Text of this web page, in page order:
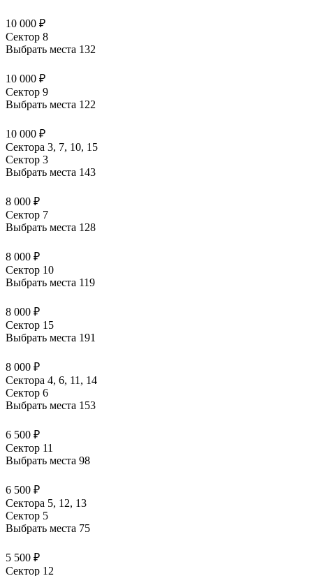
10 000 ₽
Сектор 8
Выбрать места 132
10 000 ₽
Сектор 9
Выбрать места 122
10 000 ₽
Сектора 3, 7, 10, 15
Сектор 3
Выбрать места 143
8 000 ₽
Сектор 7
Выбрать места 128
8 000 ₽
Сектор 10
Выбрать места 119
8 000 ₽
Сектор 15
Выбрать места 191
8 000 ₽
Сектора 4, 6, 11, 14
Сектор 6
Выбрать места 153
6 500 ₽
Сектор 11
Выбрать места 98
6 500 ₽
Сектора 5, 12, 13
Сектор 5
Выбрать места 75
5 500 ₽
Сектор 12